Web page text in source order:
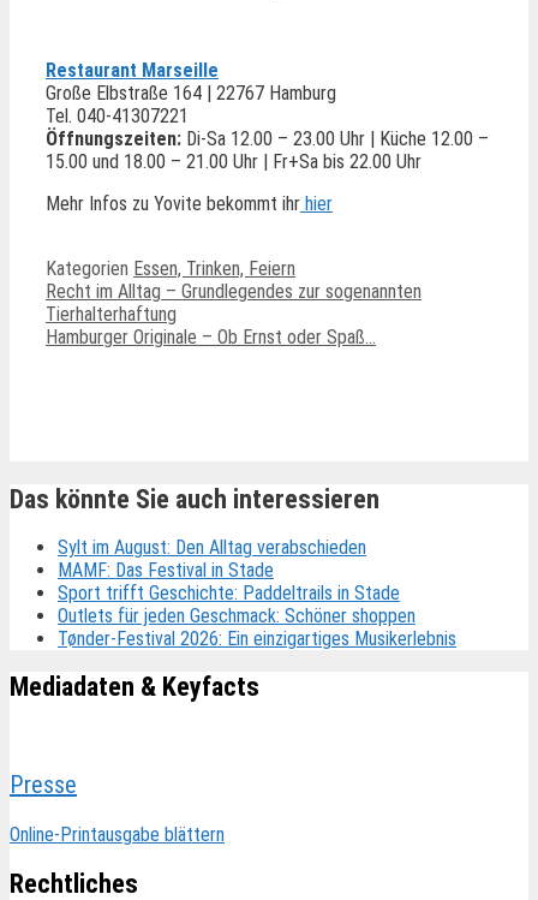
Restaurant Marseille
Große Elbstraße 164 | 22767 Hamburg
Tel. 040-41307221
Öffnungszeiten: Di-Sa 12.00 – 23.00 Uhr | Küche 12.00 –
15.00 und 18.00 – 21.00 Uhr | Fr+Sa bis 22.00 Uhr
Mehr Infos zu Yovite bekommt ihr hier
Kategorien Essen, Trinken, Feiern
Recht im Alltag – Grundlegendes zur sogenannten
Tierhalterhaftung
Hamburger Originale – Ob Ernst oder Spaß…
Das könnte Sie auch interessieren
Sylt im August: Den Alltag verabschieden
MAMF: Das Festival in Stade
Sport trifft Geschichte: Paddeltrails in Stade
Outlets für jeden Geschmack: Schöner shoppen
Tønder-Festival 2026: Ein einzigartiges Musikerlebnis
Mediadaten & Keyfacts
Presse
Online-Printausgabe blättern
Rechtliches